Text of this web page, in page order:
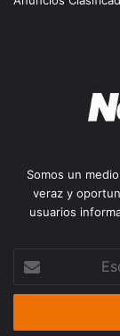
Somos un
veraz y
usuarios
correo